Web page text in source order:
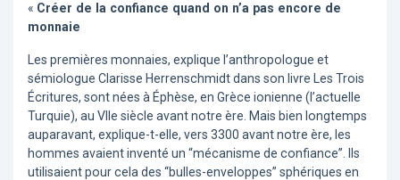
« Créer de la confiance quand on n’a pas encore de
monnaie
Les premières monnaies, explique l’anthropologue et
sémiologue Clarisse Herrenschmidt dans son livre Les Trois
Écritures, sont nées à Éphèse, en Grèce ionienne (l’actuelle
Turquie), au VIIe siècle avant notre ère. Mais bien longtemps
auparavant, explique-t-elle, vers 3300 avant notre ère, les
hommes avaient inventé un “mécanisme de confiance”. Ils
utilisaient pour cela des “bulles-enveloppes” sphériques en